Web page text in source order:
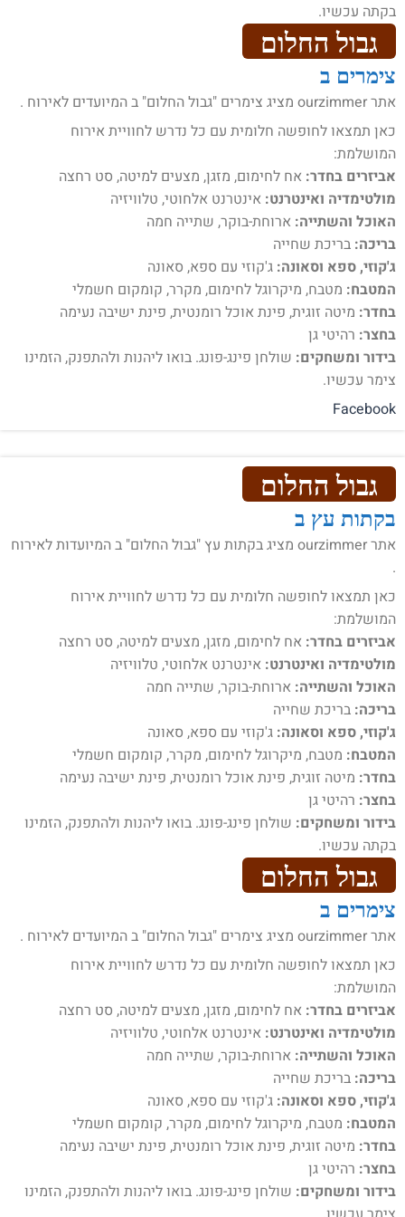
בקתה עכשיו.
גבול החלום
צימרים ב
אתר ourzimmer מציג צימרים "גבול החלום" ב המיועדים לאירוח .
כאן תמצאו לחופשה חלומית עם כל נדרש לחוויית אירוח
המושלמת:
אביזרים בחדר: אח לחימום, מזגן, מצעים למיטה, סט רחצה
מולטימדיה ואינטרנט: אינטרנט אלחוטי, טלוויזיה
האוכל והשתייה: ארוחת-בוקר, שתייה חמה
בריכה: בריכת שחייה
ג'קוזי, ספא וסאונה: ג'קוזי עם ספא, סאונה
המטבח: מטבח, מיקרוגל לחימום, מקרר, קומקום חשמלי
בחדר: מיטה זוגית, פינת אוכל רומנטית, פינת ישיבה נעימה
בחצר: רהיטי גן
בידור ומשחקים: שולחן פינג-פונג. בואו ליהנות ולהתפנק, הזמינו
צימר עכשיו.
Facebook
גבול החלום
בקתות עץ ב
אתר ourzimmer מציג בקתות עץ "גבול החלום" ב המיועדות לאירוח
.
כאן תמצאו לחופשה חלומית עם כל נדרש לחוויית אירוח
המושלמת:
אביזרים בחדר: אח לחימום, מזגן, מצעים למיטה, סט רחצה
מולטימדיה ואינטרנט: אינטרנט אלחוטי, טלוויזיה
האוכל והשתייה: ארוחת-בוקר, שתייה חמה
בריכה: בריכת שחייה
ג'קוזי, ספא וסאונה: ג'קוזי עם ספא, סאונה
המטבח: מטבח, מיקרוגל לחימום, מקרר, קומקום חשמלי
בחדר: מיטה זוגית, פינת אוכל רומנטית, פינת ישיבה נעימה
בחצר: רהיטי גן
בידור ומשחקים: שולחן פינג-פונג. בואו ליהנות ולהתפנק, הזמינו
בקתה עכשיו.
גבול החלום
צימרים ב
אתר ourzimmer מציג צימרים "גבול החלום" ב המיועדים לאירוח .
כאן תמצאו לחופשה חלומית עם כל נדרש לחוויית אירוח
המושלמת:
אביזרים בחדר: אח לחימום, מזגן, מצעים למיטה, סט רחצה
מולטימדיה ואינטרנט: אינטרנט אלחוטי, טלוויזיה
האוכל והשתייה: ארוחת-בוקר, שתייה חמה
בריכה: בריכת שחייה
ג'קוזי, ספא וסאונה: ג'קוזי עם ספא, סאונה
המטבח: מטבח, מיקרוגל לחימום, מקרר, קומקום חשמלי
בחדר: מיטה זוגית, פינת אוכל רומנטית, פינת ישיבה נעימה
בחצר: רהיטי גן
בידור ומשחקים: שולחן פינג-פונג. בואו ליהנות ולהתפנק, הזמינו